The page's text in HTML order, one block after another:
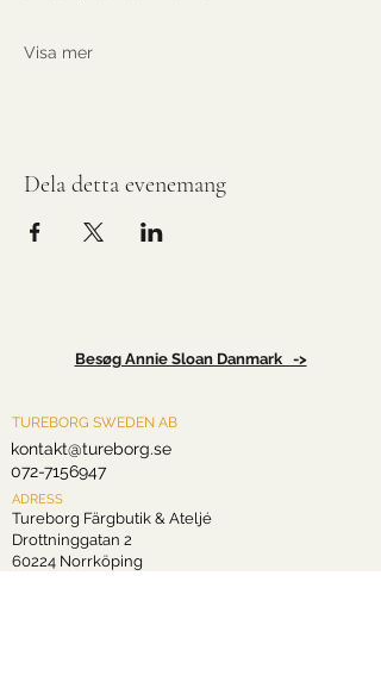
Visa mer
Dela detta evenemang
Besøg Annie Sloan Danmark ->
TUREBORG SWEDEN AB
kontakt@tureborg.se
072-7156947
ADRESS
Tureborg Färgbutik & Ateljé
Drottninggatan 2
60224 Norrköping